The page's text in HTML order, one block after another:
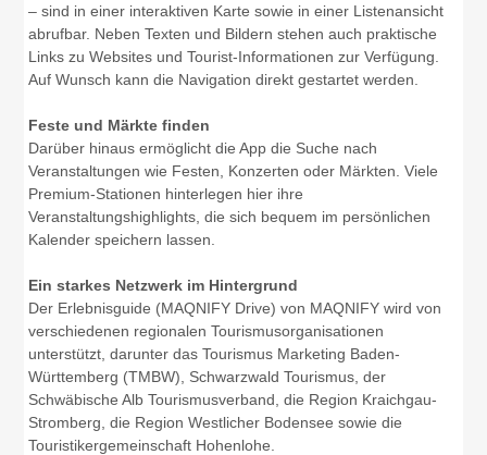
– sind in einer interaktiven Karte sowie in einer Listenansicht
abrufbar. Neben Texten und Bildern stehen auch praktische
Links zu Websites und Tourist-Informationen zur Verfügung.
Auf Wunsch kann die Navigation direkt gestartet werden.
Feste und Märkte finden
Darüber hinaus ermöglicht die App die Suche nach
Veranstaltungen wie Festen, Konzerten oder Märkten. Viele
Premium-Stationen hinterlegen hier ihre
Veranstaltungshighlights, die sich bequem im persönlichen
Kalender speichern lassen.
Ein starkes Netzwerk im Hintergrund
Der Erlebnisguide (MAQNIFY Drive) von MAQNIFY wird von
verschiedenen regionalen Tourismusorganisationen
unterstützt, darunter das Tourismus Marketing Baden-
Württemberg (TMBW), Schwarzwald Tourismus, der
Schwäbische Alb Tourismusverband, die Region Kraichgau-
Stromberg, die Region Westlicher Bodensee sowie die
Touristikergemeinschaft Hohenlohe.